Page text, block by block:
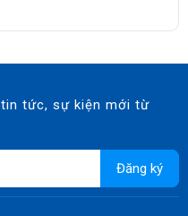
tức, sự kiện mới từ
Đăng ký